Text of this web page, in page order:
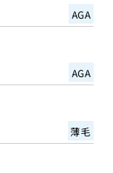
AGA
AGA
薄毛